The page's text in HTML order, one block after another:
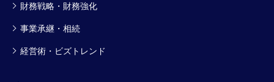
財務戦略・財務強化
事業承継・相続
経営術・ビズトレンド